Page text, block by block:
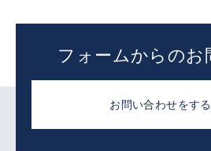
フォームからのお
お問い合わせをする